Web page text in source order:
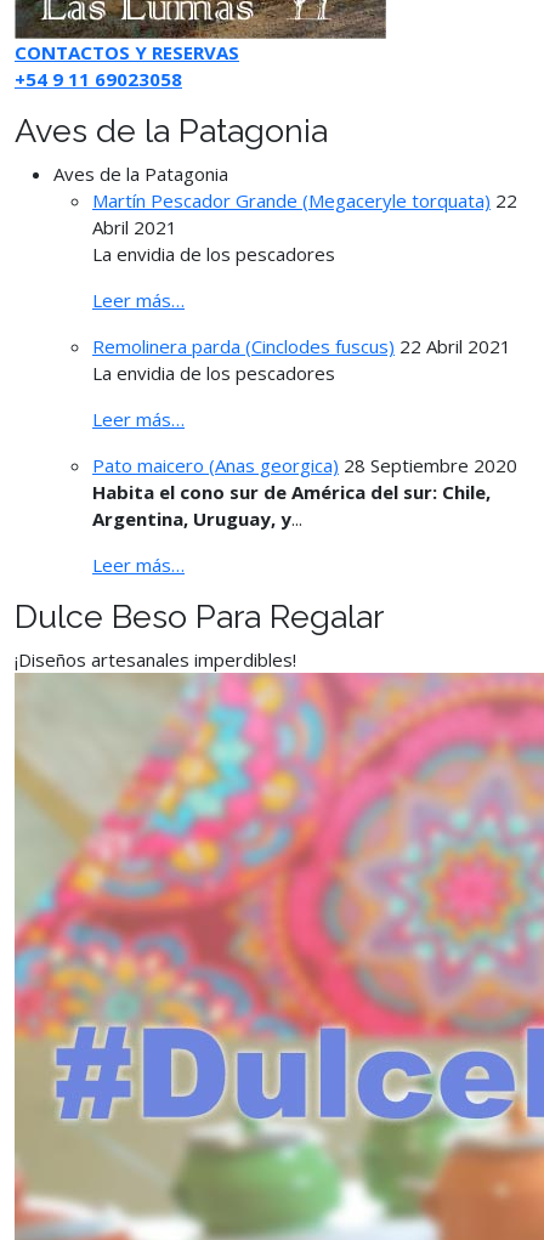
CONTACTOS Y RESERVAS
+54 9 11 69023058
Aves de la Patagonia
Aves de la Patagonia
Martín Pescador Grande (Megaceryle torquata) 22
Abril 2021
La envidia de los pescadores
Leer más…
Remolinera parda (Cinclodes fuscus) 22 Abril 2021
La envidia de los pescadores
Leer más…
Pato maicero (Anas georgica) 28 Septiembre 2020
Habita el cono sur de América del sur: Chile,
Argentina, Uruguay, y...
Leer más…
Dulce Beso Para Regalar
¡Diseños artesanales imperdibles!